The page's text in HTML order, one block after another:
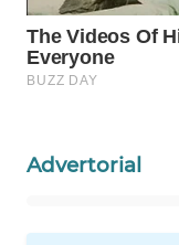
Advertorial
WN
NATUNA
BINTAN
MANDALIKA